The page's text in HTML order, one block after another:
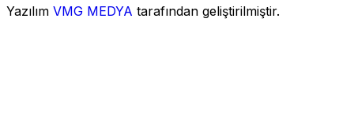
Yazılım VMG MEDYA tarafından geliştirilmiştir.